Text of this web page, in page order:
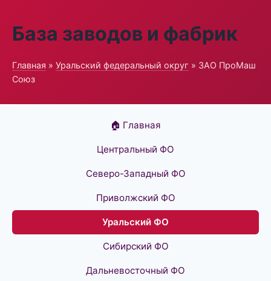
База заводов и фабрик
Главная » Уральский федеральный округ » ЗАО ПроМаш
Союз
🏠 Главная
Центральный ФО
Северо-Западный ФО
Приволжский ФО
Уральский ФО
Сибирский ФО
Дальневосточный ФО